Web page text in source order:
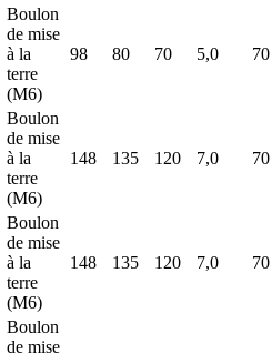
Boulon
de mise
à la
terre
(M6)
98 80 70 5,0 70
Boulon
de mise
à la
terre
(M6)
148 135 120 7,0 70
Boulon
de mise
à la
terre
(M6)
148 135 120 7,0 70
Boulon
de mise